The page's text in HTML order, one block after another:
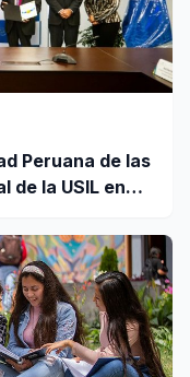
Peruana de las
de la USIL en